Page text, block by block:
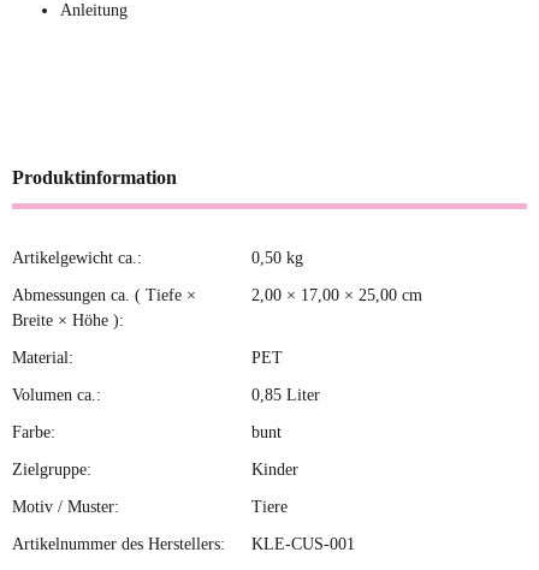
Anleitung
Produktinformation
Produkteigenschaft
Wert
Artikelgewicht ca.: 0,50 kg
Abmessungen ca. ( Tiefe ×
Breite × Höhe ):
2,00 × 17,00 × 25,00 cm
Material: PET
Volumen ca.: 0,85 Liter
Farbe: bunt
Zielgruppe: Kinder
Motiv / Muster: Tiere
Artikelnummer des Herstellers: KLE-CUS-001